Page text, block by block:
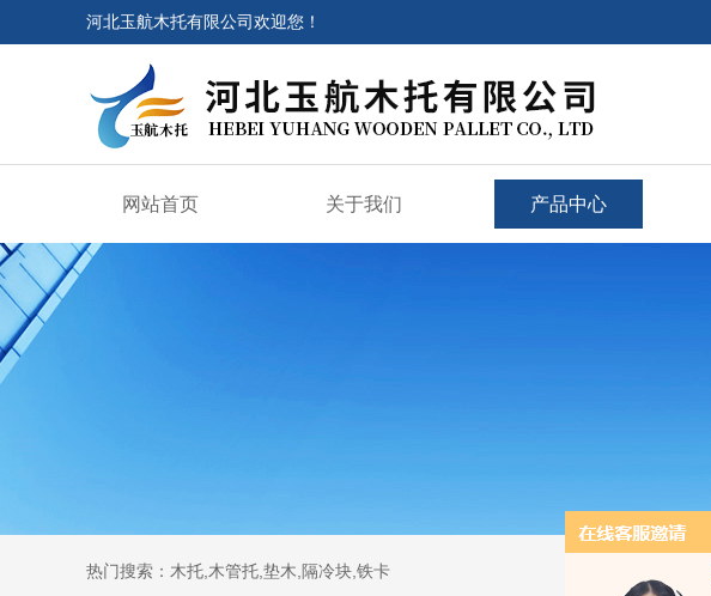
河北玉航木托有限公司欢迎您！
网站首页 关于我们 产品中心
热门搜索：木托,木管托,垫木,隔冷块,铁卡